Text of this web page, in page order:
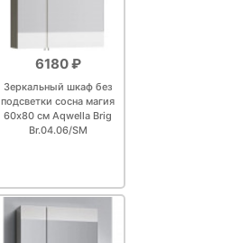
6180 ₽
Зеркальный шкаф без
подсветки сосна магия
60х80 см Aqwella Brig
Br.04.06/SM